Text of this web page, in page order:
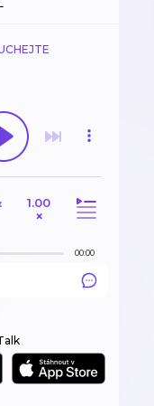
1.00
×
00:00